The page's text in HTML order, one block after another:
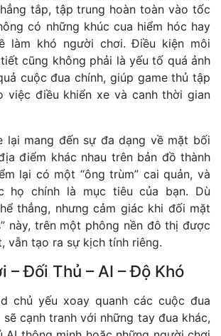
tắp, tập trung hoàn toàn vào tốc
có những khúc cua hiểm hóc hay
làm khó người chơi. Điều kiện môi
cũng không phải là yếu tố quá ảnh
cuộc đua chính, giúp game thủ tập
việc điều khiển xe và canh thời gian
lại mang đến sự đa dạng về mặt bối
điểm khác nhau trên bản đồ thành
lại có một “ông trùm” cai quản, và
họ chính là mục tiêu của bạn. Dù
thẳng, nhưng cảm giác khi đối mặt
này, trên một phông nền đô thị được
vẫn tạo ra sự kịch tính riêng.
– Đối Thủ – AI – Độ Khó
chủ yếu xoay quanh các cuộc đua
sẽ cạnh tranh với những tay đua khác,